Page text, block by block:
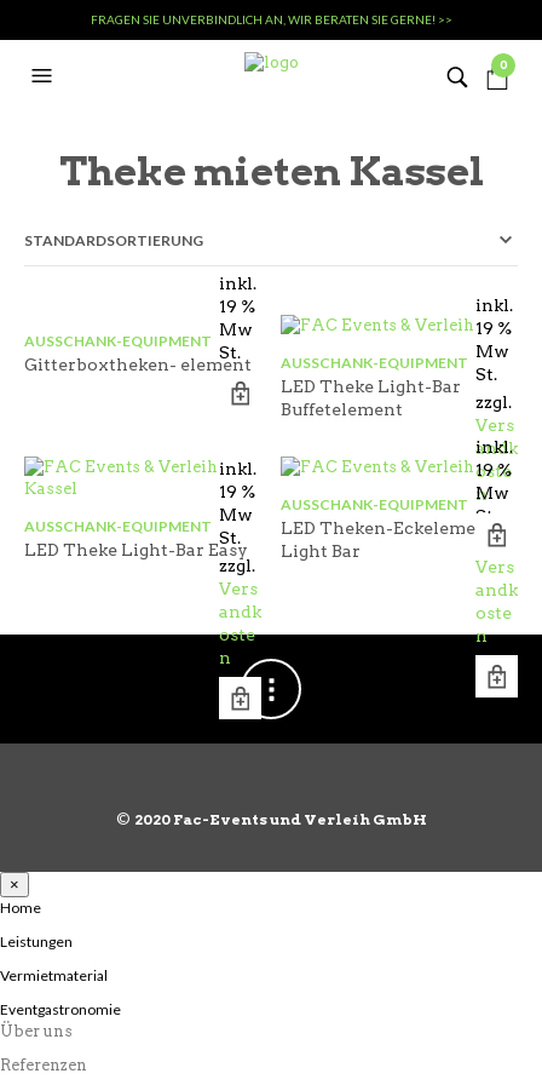
FRAGEN SIE UNVERBINDLICH AN, WIR BERATEN SIE GERNE! >>
0
Theke mieten Kassel
inkl.
19 %
Mw
St.
AUSSCHANK-EQUIPMENT
Gitterboxtheken- element
inkl.
19 %
Mw
St.
zzgl.
Vers
andk
oste
n
AUSSCHANK-EQUIPMENT
LED Theke Light-Bar
Buffetelement
inkl.
19 %
Mw
St.
zzgl.
Vers
andk
oste
n
AUSSCHANK-EQUIPMENT
LED Theke Light-Bar Easy
inkl.
19 %
Mw
St.
zzgl.
Vers
andk
oste
n
AUSSCHANK-EQUIPMENT
LED Theken-Eckelement
Light Bar
© 2020 Fac-Events und Verleih GmbH
×
Home
Leistungen
Vermietmaterial
Eventgastronomie
Über uns
Referenzen